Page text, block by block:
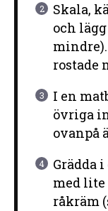
Skala,
och
rostade
I en
övriga
ovanpå
Grädda
med
råkräm